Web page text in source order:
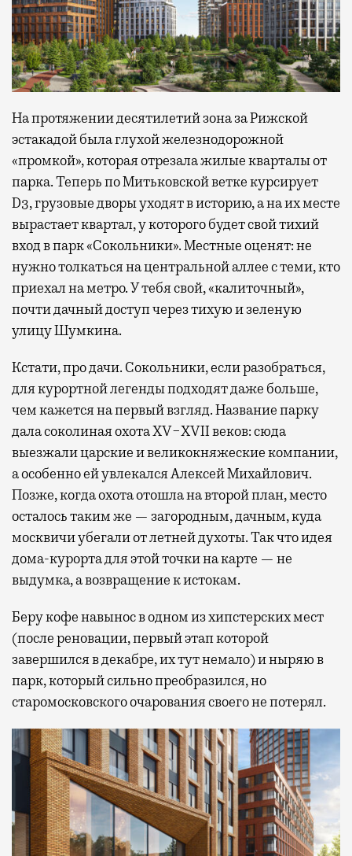
На протяжении десятилетий зона за Рижской
эстакадой была глухой железнодорожной
«промкой», которая отрезала жилые кварталы от
парка. Теперь по Митьковской ветке курсирует
D3, грузовые дворы уходят в историю, а на их месте
вырастает квартал, у которого будет свой тихий
вход в парк «Сокольники». Местные оценят: не
нужно толкаться на центральной аллее с теми, кто
приехал на метро. У тебя свой, «калиточный»,
почти дачный доступ через тихую и зеленую
улицу Шумкина.
Кстати, про дачи. Сокольники, если разобраться,
для курортной легенды подходят даже больше,
чем кажется на первый взгляд. Название парку
дала соколиная охота XV−XVII веков: сюда
выезжали царские и великокняжеские компании,
а особенно ей увлекался Алексей Михайлович.
Позже, когда охота отошла на второй план, место
осталось таким же — загородным, дачным, куда
москвичи убегали от летней духоты. Так что идея
дома-курорта для этой точки на карте — не
выдумка, а возвращение к истокам.
Беру кофе навынос в одном из хипстерских мест
(после реновации, первый этап которой
завершился в декабре, их тут немало) и ныряю в
парк, который сильно преобразился, но
старомосковского очарования своего не потерял.